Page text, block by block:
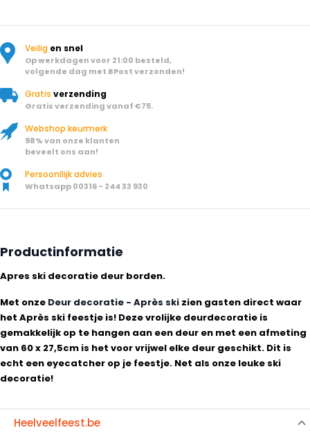
Veilig en snel
Op werkdagen voor 21:00 besteld,
volgende dag met BPost verzonden!
Gratis verzending
Gratis verzending vanaf €75.
Webshop keurmerk
98% van onze klanten
beveelt ons aan!
Persoonllijk advies
Whatsapp 00316 - 244 33 930
Productinformatie
Apres ski decoratie deur borden.
Met onze Deur decoratie - Après ski zien gasten direct waar
het Après ski feestje is! Deze vrolijke deurdecoratie is
gemakkelijk op te hangen aan een deur en met een afmeting
van 60 x 27,5cm is het voor vrijwel elke deur geschikt. Dit is
echt een eyecatcher op je feestje. Net als onze leuke ski
decoratie!
Heelveelfeest.be